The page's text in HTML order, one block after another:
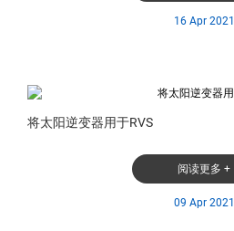
16 Apr 2021
将太阳逆变器用于RVS
阅读更多 +
09 Apr 2021